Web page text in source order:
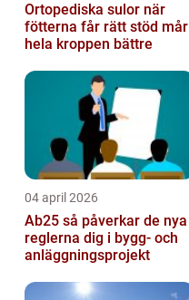
Ortopediska sulor när
fötterna får rätt stöd mår
hela kroppen bättre
04 april 2026
Ab25 så påverkar de nya
reglerna dig i bygg- och
anläggningsprojekt